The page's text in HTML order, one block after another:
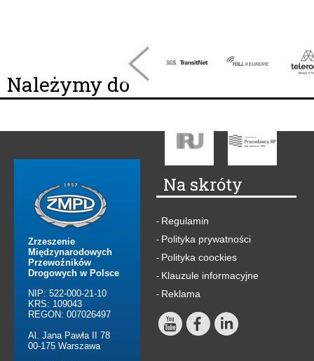
Należymy do
Zrzeszenie
Międzynarodowych
Przewoźników
Drogowych w Polsce
NIP: 522-000-21-10
KRS: 109043
REGON: 007026497
Al. Jana Pawła II 78
00-175 Warszawa
Na skróty
- Regulamin
- Polityka prywatności
- Polityka coockies
- Klauzule informacyjne
- Reklama